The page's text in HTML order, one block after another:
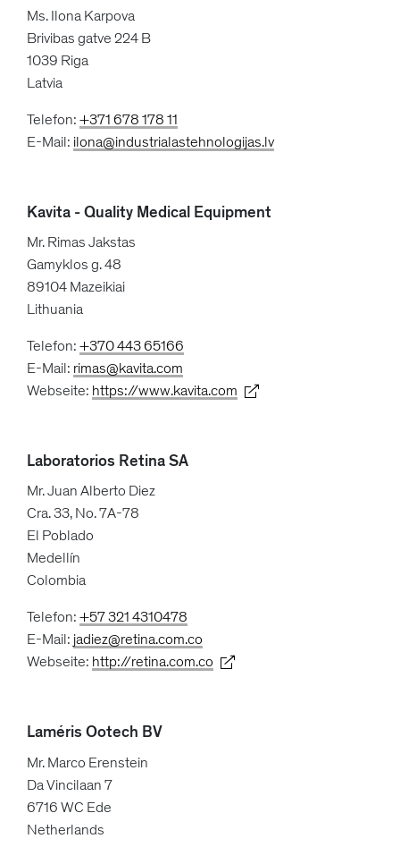
Ms. Ilona Karpova
Brivibas gatve 224 B
1039 Riga
Latvia
Telefon:+371 678 178 11
E-Mail: ilona@industrialastehnologijas.lv
Kavita - Quality Medical Equipment
Mr. Rimas Jakstas
Gamyklos g. 48
89104 Mazeikiai
Lithuania
Telefon:+370 443 65166
E-Mail: rimas@kavita.com
Webseite: https://www.kavita.com
Laboratorios Retina SA
Mr. Juan Alberto Diez
Cra. 33, No. 7A-78
El Poblado
Medellín
Colombia
Telefon:+57 321 4310478
E-Mail: jadiez@retina.com.co
Webseite: http://retina.com.co
Laméris Ootech BV
Mr. Marco Erenstein
Da Vincilaan 7
6716 WC Ede
Netherlands